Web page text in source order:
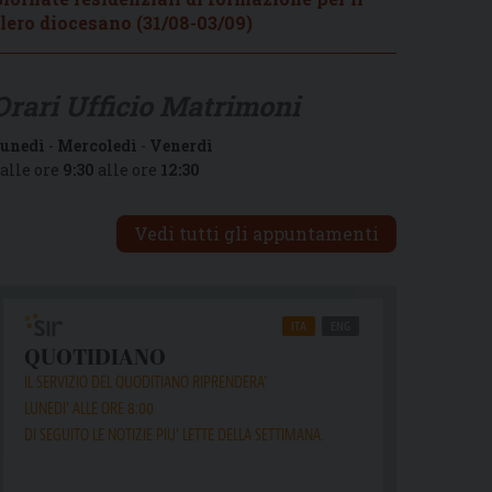
diocesano (31/08-03/09)
- Mercoledì - Venerdì
ore 9:30 alle ore 12:30
Vedi tutti gli appuntamenti